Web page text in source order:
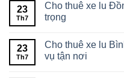
23
Th7
Cho thuê xe lu
trọng
23
Th7
Cho thuê xe lu
vụ tận nơi